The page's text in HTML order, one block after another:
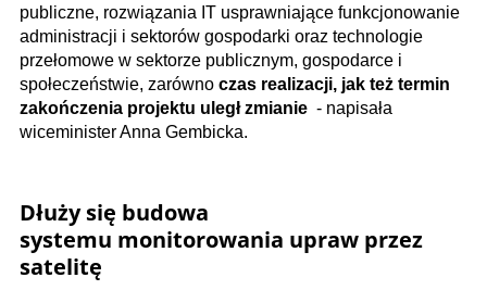
publiczne, rozwiązania IT usprawniające funkcjonowanie
administracji i sektorów gospodarki oraz technologie
przełomowe w sektorze publicznym, gospodarce i
społeczeństwie, zarówno czas realizacji, jak też termin
zakończenia projektu uległ zmianie - napisała
wiceminister Anna Gembicka.
Dłuży się budowa
systemu monitorowania upraw przez
satelitę